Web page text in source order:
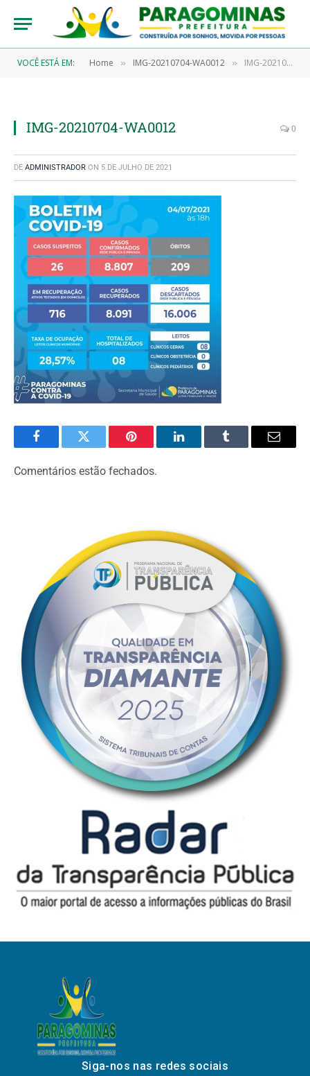
VOCÊ ESTÁ EM: Home » IMG-20210704-WA0012 » IMG-20210704-WA0012
IMG-20210704-WA0012 0
DE ADMINISTRADOR ON 5 DE JULHO DE 2021
FacebookTwitter Pinterest LinkedInTumblr Email
Comentários estão fechados.
Siga-nos nas redes sociais